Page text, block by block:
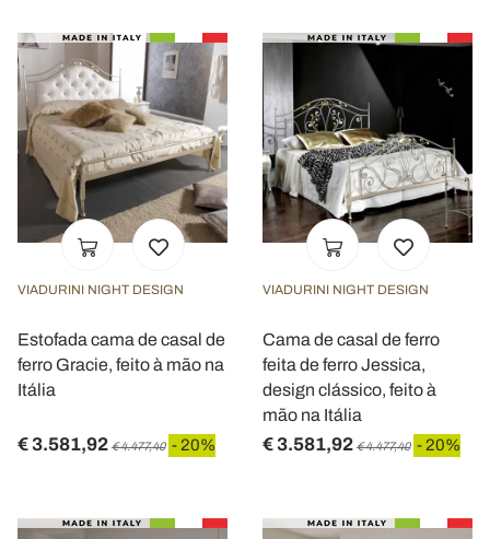
VIADURINI NIGHT DESIGN
Estofada cama de casal de
ferro Gracie, feito à mão na
Itália
€ 3.581,92 € 4.477,40 - 20%
VIADURINI NIGHT DESIGN
Cama de casal de ferro
feita de ferro Jessica,
design clássico, feito à
mão na Itália
€ 3.581,92 € 4.477,40 - 20%